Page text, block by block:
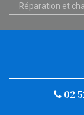
Réparation et
02